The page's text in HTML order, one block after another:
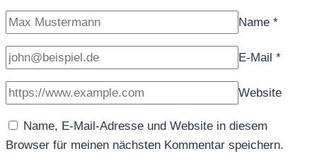
Name *
E-Mail *
Website
Name, E-Mail-Adresse und Website in diesem
Browser für meinen nächsten Kommentar speichern.